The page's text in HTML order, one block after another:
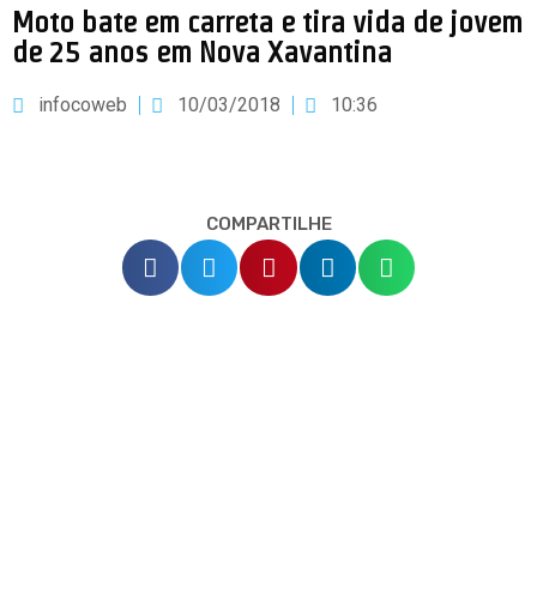
Moto bate em carreta e tira vida de jovem
de 25 anos em Nova Xavantina
infocoweb 10/03/2018 10:36
COMPARTILHE